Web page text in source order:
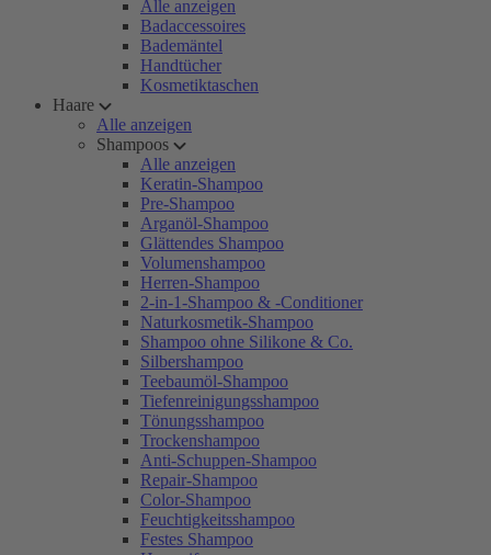
Alle anzeigen
Badaccessoires
Bademäntel
Handtücher
Kosmetiktaschen
Haare
Alle anzeigen
Shampoos
Alle anzeigen
Keratin-Shampoo
Pre-Shampoo
Arganöl-Shampoo
Glättendes Shampoo
Volumenshampoo
Herren-Shampoo
2-in-1-Shampoo & -Conditioner
Naturkosmetik-Shampoo
Shampoo ohne Silikone & Co.
Silbershampoo
Teebaumöl-Shampoo
Tiefenreinigungsshampoo
Tönungsshampoo
Trockenshampoo
Anti-Schuppen-Shampoo
Repair-Shampoo
Color-Shampoo
Feuchtigkeitsshampoo
Festes Shampoo